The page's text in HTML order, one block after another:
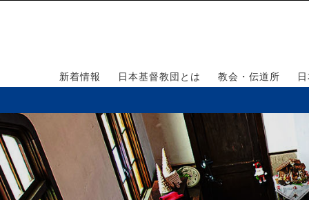
新着情報 日本基督教団とは 教会・伝道所